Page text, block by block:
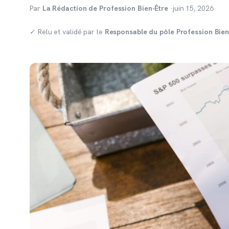
Par La Rédaction de Profession Bien-Être ·juin 15, 2026
✓ Relu et validé par le Responsable du pôle Profession